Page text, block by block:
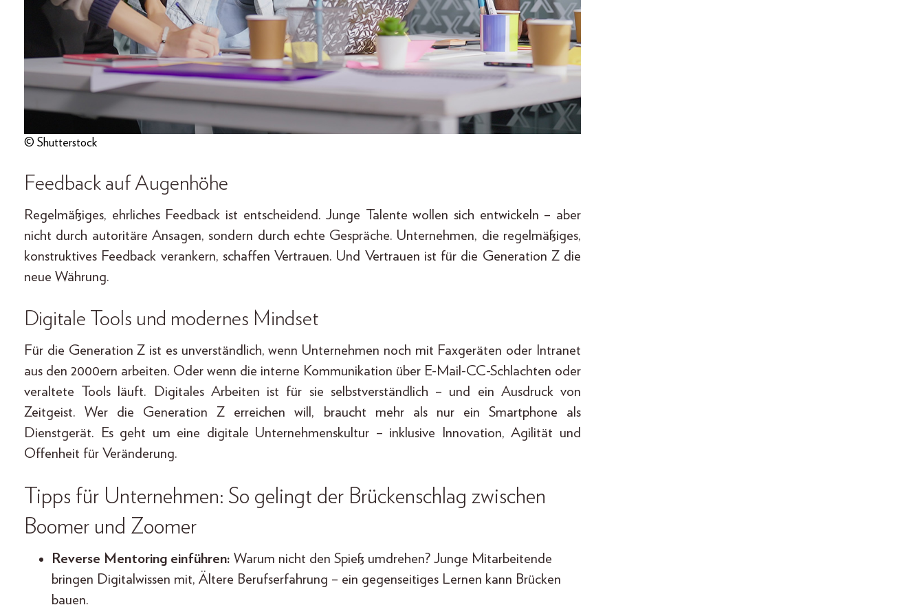
© Shutterstock
Feedback auf Augenhöhe
Regelmäßiges, ehrliches Feedback ist entscheidend. Junge Talente wollen sich entwickeln – aber
nicht durch autoritäre Ansagen, sondern durch echte Gespräche. Unternehmen, die regelmäßiges,
konstruktives Feedback verankern, schaffen Vertrauen. Und Vertrauen ist für die Generation Z die
neue Währung.
Digitale Tools und modernes Mindset
Für die Generation Z ist es unverständlich, wenn Unternehmen noch mit Faxgeräten oder Intranet
aus den 2000ern arbeiten. Oder wenn die interne Kommunikation über E-Mail-CC-Schlachten oder
veraltete Tools läuft. Digitales Arbeiten ist für sie selbstverständlich – und ein Ausdruck von
Zeitgeist. Wer die Generation Z erreichen will, braucht mehr als nur ein Smartphone als
Dienstgerät. Es geht um eine digitale Unternehmenskultur – inklusive Innovation, Agilität und
Offenheit für Veränderung.
Tipps für Unternehmen: So gelingt der Brückenschlag zwischen
Boomer und Zoomer
Reverse Mentoring einführen: Warum nicht den Spieß umdrehen? Junge Mitarbeitende
bringen Digitalwissen mit, Ältere Berufserfahrung – ein gegenseitiges Lernen kann Brücken
bauen.